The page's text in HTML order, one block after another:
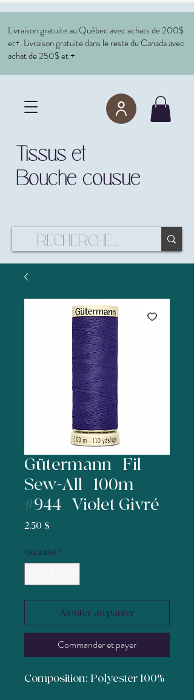
Tissus et
Bouche cousue
Livraison gratuite au Québec avec achats de 200$
et+. Livraison gratuite dans le reste du Canada avec
achat de 250$ et +
Gütermann | Fil
Sew-All | 100m |
#944 | Violet Givré
2,50 $
Quantité *
Ajouter au panier
Commander et payer
Composition: Polyester 100%